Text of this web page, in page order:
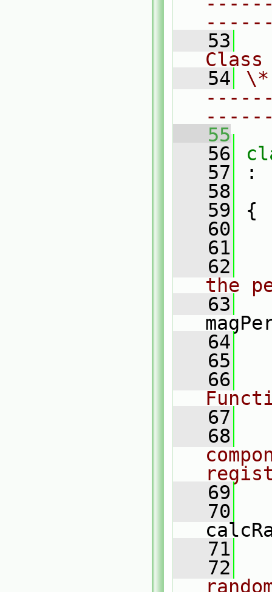
   53
   54
   55
   56
   57
:
   58
   59
{
   60
   61
   62
the
   63
   64
   65
   66
   67
   68
   69
   70
   71
   72